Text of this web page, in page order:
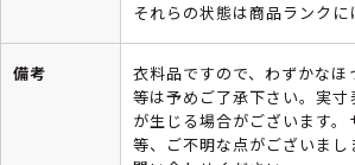
それらの状態は商品ランクに
備考
衣料品ですので、わずかなほ
等は予めご了承下さい。実
が生じる場合がございます
等、ご不明な点がございま